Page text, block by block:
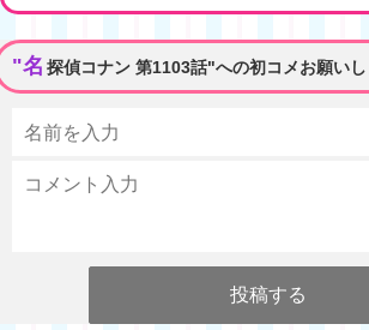
"名 探偵コナン 第1103話"への初コメお願い